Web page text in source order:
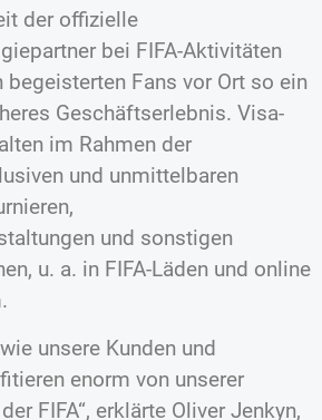
der offizielle
bei FIFA-Aktivitäten
begeisterten Fans vor Ort so ein
Geschäftserlebnis. Visa-
im Rahmen der
und unmittelbaren
und sonstigen
u. a. in FIFA-Läden und online
unsere Kunden und
enorm von unserer
FIFA“, erklärte Oliver Jenkyn,